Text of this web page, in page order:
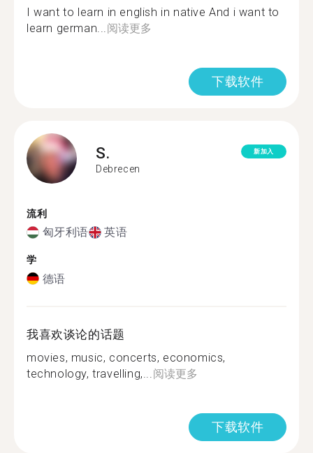
I want to learn in english in native And i want to
learn german... 阅读更多
下载软件
S.
Debrecen
新加入
流利
匈牙利语 英语
学
德语
我喜欢谈论的话题
movies, music, concerts, economics,
technology, travelling,... 阅读更多
下载软件